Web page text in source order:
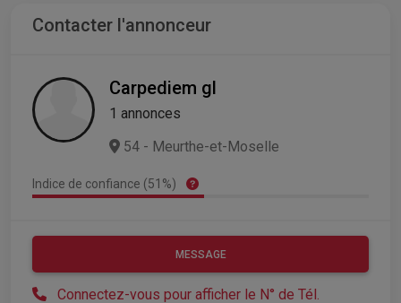
Contacter l'annonceur
Carpediem gl
1 annonces
54 - Meurthe-et-Moselle
Indice de confiance (51%)
MESSAGE
Connectez-vous pour afficher le N° de Tél.